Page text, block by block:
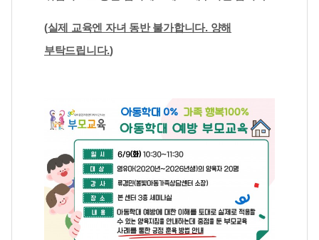
(실제 교육엔 자녀 동반 불가합니다. 양해
부탁드립니다.)